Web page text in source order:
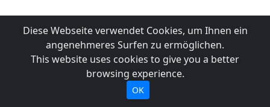
Diese Webseite verwendet Cookies, um Ihnen ein
angenehmeres Surfen zu ermöglichen.
This website uses cookies to give you a better
browsing experience.
OK